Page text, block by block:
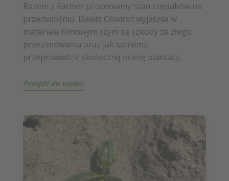
Razem z Farmer.pl oceniamy stan rzepaków na
przedwiośniu. Dawid Chwirot wyjaśnia w
materiale filmowym czym są szkody ze złego
przezimowania oraz jak samemu
przeprowadzić skuteczną ocenę plantacji.
Przejdź do wpisu